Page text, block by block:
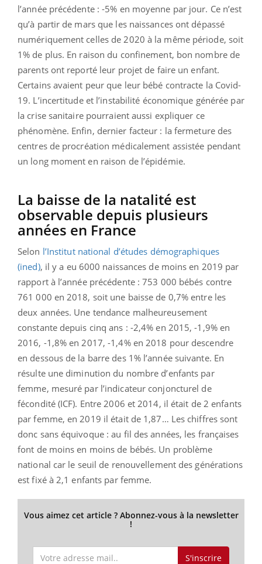
l’année précédente : -5% en moyenne par jour. Ce n’est
qu’à partir de mars que les naissances ont dépassé
numériquement celles de 2020 à la même période, soit
1% de plus. En raison du confinement, bon nombre de
parents ont reporté leur projet de faire un enfant.
Certains avaient peur que leur bébé contracte la Covid-
19. L’incertitude et l’instabilité économique générée par
la crise sanitaire pourraient aussi expliquer ce
phénomène. Enfin, dernier facteur : la fermeture des
centres de procréation médicalement assistée pendant
un long moment en raison de l’épidémie.
La baisse de la natalité est
observable depuis plusieurs
années en France
Selon l’Institut national d’études démographiques
(ined), il y a eu 6000 naissances de moins en 2019 par
rapport à l’année précédente : 753 000 bébés contre
761 000 en 2018, soit une baisse de 0,7% entre les
deux années. Une tendance malheureusement
constante depuis cinq ans : -2,4% en 2015, -1,9% en
2016, -1,8% en 2017, -1,4% en 2018 pour descendre
en dessous de la barre des 1% l’année suivante. En
résulte une diminution du nombre d’enfants par
femme, mesuré par l’indicateur conjoncturel de
fécondité (ICF). Entre 2006 et 2014, il était de 2 enfants
par femme, en 2019 il était de 1,87… Les chiffres sont
donc sans équivoque : au fil des années, les françaises
font de moins en moins de bébés. Un problème
national car le seuil de renouvellement des générations
est fixé à 2,1 enfants par femme.
Vous aimez cet article ? Abonnez-vous à la newsletter
!
S'inscrire